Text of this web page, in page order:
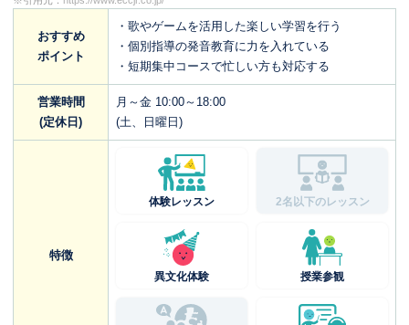
おすすめ
ポイント
・歌やゲームを活用した楽しい学習を行う
・個別指導の発音教育に力を入れている
・短期集中コースで忙しい方も対応する
営業時間
(定休日)
月～金 10:00～18:00
(土、日曜日)
特徴
体験レッスン 2名以下のレッスン
異文化体験 授業参観